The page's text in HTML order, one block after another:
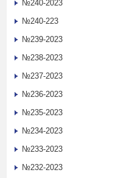
№240-2023
№240-223
№239-2023
№238-2023
№237-2023
№236-2023
№235-2023
№234-2023
№233-2023
№232-2023